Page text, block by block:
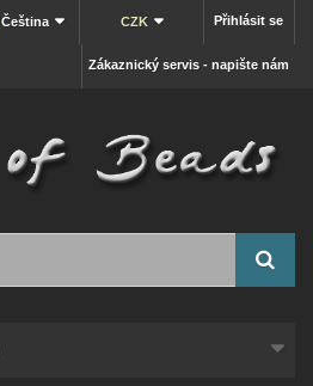
Přihlásit se
CZK
Čeština
Zákaznický servis - napište nám